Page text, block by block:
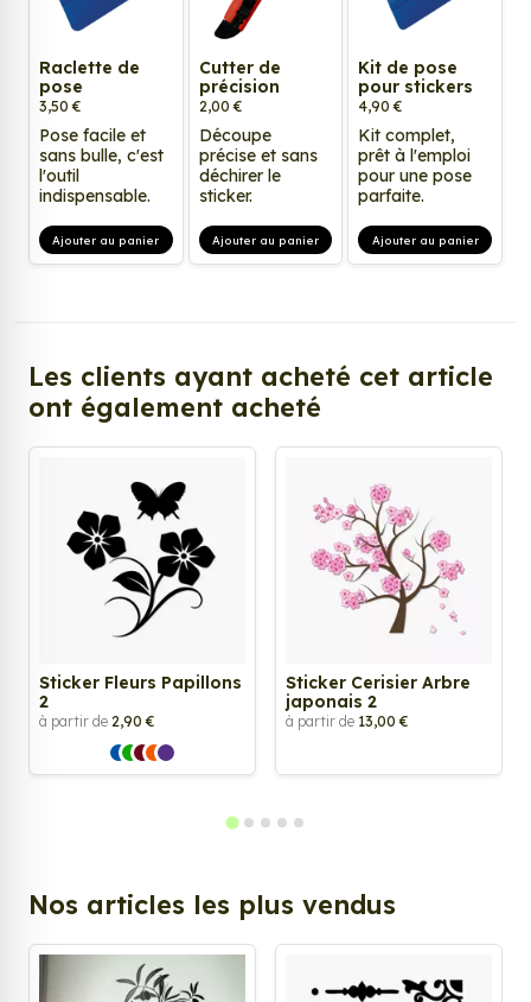
Raclette de
pose
3,50 €
Pose facile et
sans bulle, c'est
l'outil
indispensable.
Ajouter au panier
Cutter de
précision
2,00 €
Découpe
précise et sans
déchirer le
sticker.
Ajouter au panier
Kit de pose
pour stickers
4,90 €
Kit complet,
prêt à l'emploi
pour une pose
parfaite.
Ajouter au panier
Les clients ayant acheté cet article
ont également acheté
Sticker Fleurs Papillons
2
à partir de 2,90 €
Sticker Cerisier Arbre
japonais 2
à partir de 13,00 €
Nos articles les plus vendus